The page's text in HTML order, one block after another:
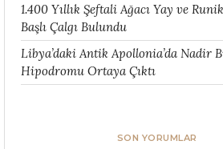
1.400 Yıllık Şeftali Ağacı Yay ve
Başlı Çalgı Bulundu
Libya’daki Antik Apollonia’da Nadir
Hipodromu Ortaya Çıktı
SON YORUMLAR